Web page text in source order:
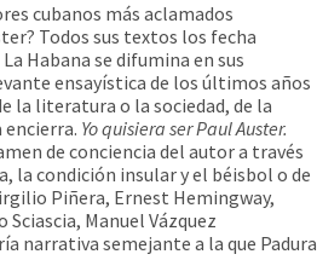
cubanos más aclamados
Todos sus textos los fecha
Habana se difumina en sus
ensayística de los últimos años
la literatura o la sociedad, de la
encierra. Yo quisiera ser Paul Auster.
de conciencia del autor a través
la condición insular y el béisbol o de
Piñera, Ernest Hemingway,
Manuel Vázquez
narrativa semejante a la que Padura